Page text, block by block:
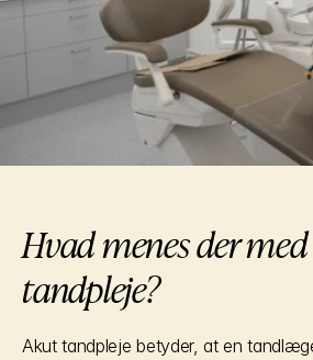
Hvad menes der
tandpleje?
Akut tandpleje betyder, at en